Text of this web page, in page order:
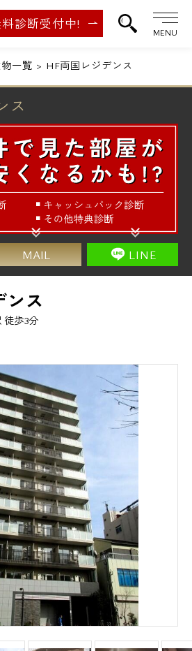
診断受付中!
MENU
一覧 HF両国レジデンス
ス
MAIL LINE
ンス
徒歩3分